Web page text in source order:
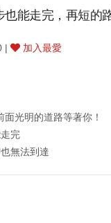
也能走完，再短的
| 加入最愛
光明的道路等著你！
完
無法到達